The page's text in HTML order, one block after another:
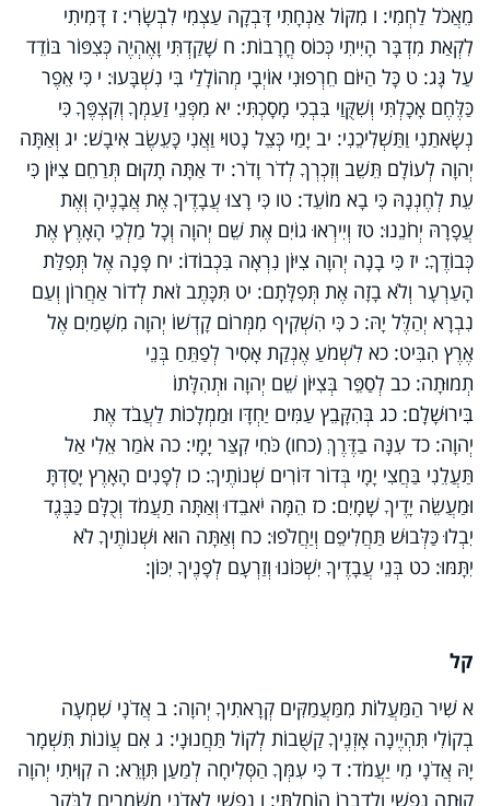
מֵאֲכֹל לַחְמִי: ו מִקּוֹל אַנְחָתִי דָּבְקָה עַצְמִי לִבְשָׂרִי: ז דָּמִיתִי
לִקְאַת מִדְבָּר הָיִיתִי כְּכוֹס חֳרָבוֹת: ח שָׁקַדְתִּי וָאֶהְיֶה כְּצִפּוֹר בּוֹדֵד
עַל גָּג: ט כָּל הַיּוֹם חֵרְפוּנִי אוֹיְבָי מְהוֹלָלַי בִּי נִשְׁבָּעוּ: י כִּי אֵפֶר
כַּלֶּחֶם אָכָלְתִּי וְשִׁקֻּוַי בִּבְכִי מָסָכְתִּי: יא מִפְּנֵי זַעַמְךָ וְקִצְפֶּךָ כִּי
נְשָׂאתַנִי וַתַּשְׁלִיכֵנִי: יב יָמַי כְּצֵל נָטוּי וַאֲנִי כָּעֵשֶׂב אִיבָשׁ: יג וְאַתָּה
יְהוָה לְעוֹלָם תֵּשֵׁב וְזִכְרְךָ לְדֹר וָדֹר: יד אַתָּה תָקוּם תְּרַחֵם צִיּוֹן כִּי
עֵת לְחֶנְנָהּ כִּי בָא מוֹעֵד: טו כִּי רָצוּ עֲבָדֶיךָ אֶת אֲבָנֶיהָ וְאֶת
עֲפָרָהּ יְחֹנֵנוּ: טז וְיִירְאוּ גוֹיִם אֶת שֵׁם יְהוָה וְכָל מַלְכֵי הָאָרֶץ אֶת
כְּבוֹדֶךָ: יז כִּי בָנָה יְהוָה צִיּוֹן נִרְאָה בִּכְבוֹדוֹ: יח פָּנָה אֶל תְּפִלַּת
הָעַרְעָר וְלֹא בָזָה אֶת תְּפִלָּתָם: יט תִּכָּתֶב זֹאת לְדוֹר אַחֲרוֹן וְעַם
נִבְרָא יְהַלֶּל יָהּ: כ כִּי הִשְׁקִיף מִמְּרוֹם קָדְשׁוֹ יְהוָה מִשָּׁמַיִם אֶל
אֶרֶץ הִבִּיט: כא לִשְׁמֹעַ אֶנְקַת אָסִיר לְפַתֵּחַ בְּנֵי
תְמוּתָה: כב לְסַפֵּר בְּצִיּוֹן שֵׁם יְהוָה וּתְהִלָּתוֹ
בִּירוּשָׁלִָם: כג בְּהִקָּבֵץ עַמִּים יַחְדָּו וּמַמְלָכוֹת לַעֲבֹד אֶת
יְהוָה: כד עִנָּה בַדֶּרֶךְ (כחו) כֹּחִי קִצַּר יָמָי: כה אֹמַר אֵלִי אַל
תַּעֲלֵנִי בַּחֲצִי יָמָי בְּדוֹר דּוֹרִים שְׁנוֹתֶיךָ: כו לְפָנִים הָאָרֶץ יָסַדְתָּ
וּמַעֲשֵׂה יָדֶיךָ שָׁמָיִם: כז הֵמָּה יֹאבֵדוּ וְאַתָּה תַעֲמֹד וְכֻלָּם כַּבֶּגֶד
יִבְלוּ כַּלְּבוּשׁ תַּחֲלִיפֵם וְיַחֲלֹפוּ: כח וְאַתָּה הוּא וּשְׁנוֹתֶיךָ לֹא
יִתָּמּוּ: כט בְּנֵי עֲבָדֶיךָ יִשְׁכּוֹנוּ וְזַרְעָם לְפָנֶיךָ יִכּוֹן:
קל
א שִׁיר הַמַּעֲלוֹת מִמַּעֲמַקִּים קְרָאתִיךָ יְהוָה: ב אֲדֹנָי שִׁמְעָה
בְקוֹלִי תִּהְיֶינָה אָזְנֶיךָ קַשֻּׁבוֹת לְקוֹל תַּחֲנוּנָי: ג אִם עֲוֹנוֹת תִּשְׁמָר
יָהּ אֲדֹנָי מִי יַעֲמֹד: ד כִּי עִמְּךָ הַסְּלִיחָה לְמַעַן תִּוָּרֵא: ה קִוִּיתִי יְהוָה
קִוְּתָה נַפְשִׁי וְלִדְבָרוֹ הוֹחָלְתִּי: ו נַפְשִׁי לַאדֹנָי מִשֹּׁמְרִים לַבֹּקֶר